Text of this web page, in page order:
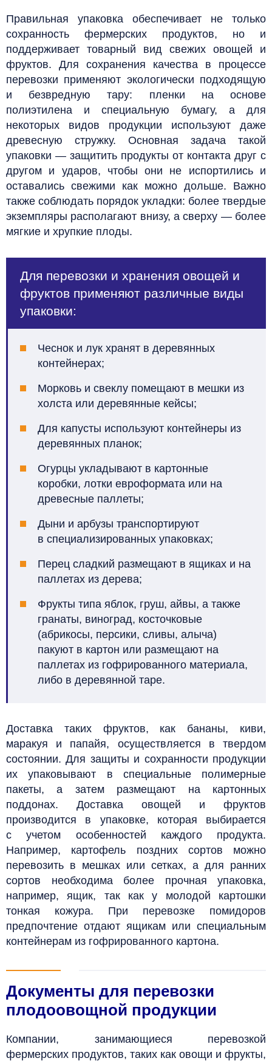
Правильная упаковка обеспечивает не только
сохранность фермерских продуктов, но и
поддерживает товарный вид свежих овощей и
фруктов. Для сохранения качества в процессе
перевозки применяют экологически подходящую
и безвредную тару: пленки на основе
полиэтилена и специальную бумагу, а для
некоторых видов продукции используют даже
древесную стружку. Основная задача такой
упаковки — защитить продукты от контакта друг с
другом и ударов, чтобы они не испортились и
оставались свежими как можно дольше. Важно
также соблюдать порядок укладки: более твердые
экземпляры располагают внизу, а сверху — более
мягкие и хрупкие плоды.
Для перевозки и хранения овощей и
фруктов применяют различные виды
упаковки:
Чеснок и лук хранят в деревянных
контейнерах;
Морковь и свеклу помещают в мешки из
холста или деревянные кейсы;
Для капусты используют контейнеры из
деревянных планок;
Огурцы укладывают в картонные
коробки, лотки евроформата или на
древесные паллеты;
Дыни и арбузы транспортируют
в специализированных упаковках;
Перец сладкий размещают в ящиках и на
паллетах из дерева;
Фрукты типа яблок, груш, айвы, а также
гранаты, виноград, косточковые
(абрикосы, персики, сливы, алыча)
пакуют в картон или размещают на
паллетах из гофрированного материала,
либо в деревянной таре.
Доставка таких фруктов, как бананы, киви,
маракуя и папайя, осуществляется в твердом
состоянии. Для защиты и сохранности продукции
их упаковывают в специальные полимерные
пакеты, а затем размещают на картонных
поддонах. Доставка овощей и фруктов
производится в упаковке, которая выбирается
с учетом особенностей каждого продукта.
Например, картофель поздних сортов можно
перевозить в мешках или сетках, а для ранних
сортов необходима более прочная упаковка,
например, ящик, так как у молодой картошки
тонкая кожура. При перевозке помидоров
предпочтение отдают ящикам или специальным
контейнерам из гофрированного картона.
Документы для перевозки
плодоовощной продукции
Компании, занимающиеся перевозкой
фермерских продуктов, таких как овощи и фрукты,